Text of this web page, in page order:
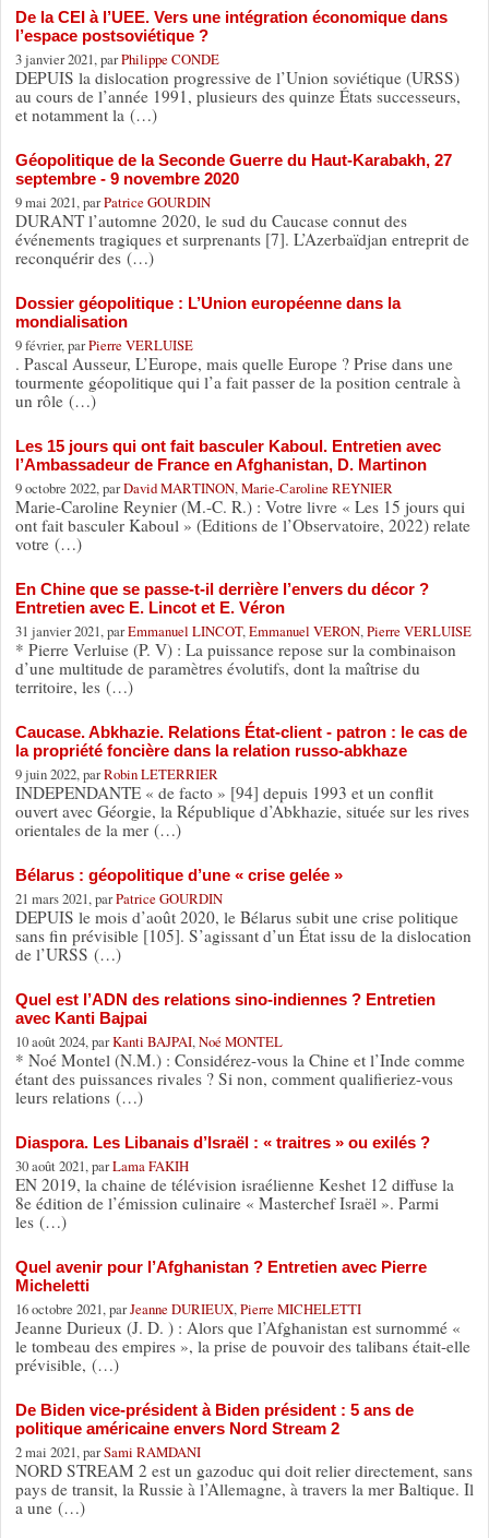
De la CEI à l’UEE. Vers une intégration économique dans
l’espace postsoviétique ?
3 janvier 2021, parPhilippe CONDE
DEPUIS la dislocation progressive de l’Union soviétique (URSS)
au cours de l’année 1991, plusieurs des quinze États successeurs,
et notamment la (…)
Géopolitique de la Seconde Guerre du Haut-Karabakh, 27
septembre - 9 novembre 2020
9 mai 2021, parPatrice GOURDIN
DURANT l’automne 2020, le sud du Caucase connut des
événements tragiques et surprenants [7]. L’Azerbaïdjan entreprit de
reconquérir des (…)
Dossier géopolitique : L’Union européenne dans la
mondialisation
9 février, parPierre VERLUISE
. Pascal Ausseur, L’Europe, mais quelle Europe ? Prise dans une
tourmente géopolitique qui l’a fait passer de la position centrale à
un rôle (…)
Les 15 jours qui ont fait basculer Kaboul. Entretien avec
l’Ambassadeur de France en Afghanistan, D. Martinon
9 octobre 2022, parDavid MARTINON, Marie-Caroline REYNIER
Marie-Caroline Reynier (M.-C. R.) : Votre livre « Les 15 jours qui
ont fait basculer Kaboul » (Editions de l’Observatoire, 2022) relate
votre (…)
En Chine que se passe-t-il derrière l’envers du décor ?
Entretien avec E. Lincot et E. Véron
31 janvier 2021, parEmmanuel LINCOT, Emmanuel VERON, Pierre VERLUISE
* Pierre Verluise (P. V) : La puissance repose sur la combinaison
d’une multitude de paramètres évolutifs, dont la maîtrise du
territoire, les (…)
Caucase. Abkhazie. Relations État-client - patron : le cas de
la propriété foncière dans la relation russo-abkhaze
9 juin 2022, parRobin LETERRIER
INDEPENDANTE « de facto » [94] depuis 1993 et un conflit
ouvert avec Géorgie, la République d’Abkhazie, située sur les rives
orientales de la mer (…)
Bélarus : géopolitique d’une « crise gelée »
21 mars 2021, parPatrice GOURDIN
DEPUIS le mois d’août 2020, le Bélarus subit une crise politique
sans fin prévisible [105]. S’agissant d’un État issu de la dislocation
de l’URSS (…)
Quel est l’ADN des relations sino-indiennes ? Entretien
avec Kanti Bajpai
10 août 2024, parKanti BAJPAI, Noé MONTEL
* Noé Montel (N.M.) : Considérez-vous la Chine et l’Inde comme
étant des puissances rivales ? Si non, comment qualifieriez-vous
leurs relations (…)
Diaspora. Les Libanais d’Israël : « traitres » ou exilés ?
30 août 2021, parLama FAKIH
EN 2019, la chaine de télévision israélienne Keshet 12 diffuse la
8e édition de l’émission culinaire « Masterchef Israël ». Parmi
les (…)
Quel avenir pour l’Afghanistan ? Entretien avec Pierre
Micheletti
16 octobre 2021, parJeanne DURIEUX, Pierre MICHELETTI
Jeanne Durieux (J. D. ) : Alors que l’Afghanistan est surnommé «
le tombeau des empires », la prise de pouvoir des talibans était-elle
prévisible, (…)
De Biden vice-président à Biden président : 5 ans de
politique américaine envers Nord Stream 2
2 mai 2021, parSami RAMDANI
NORD STREAM 2 est un gazoduc qui doit relier directement, sans
pays de transit, la Russie à l’Allemagne, à travers la mer Baltique. Il
a une (…)